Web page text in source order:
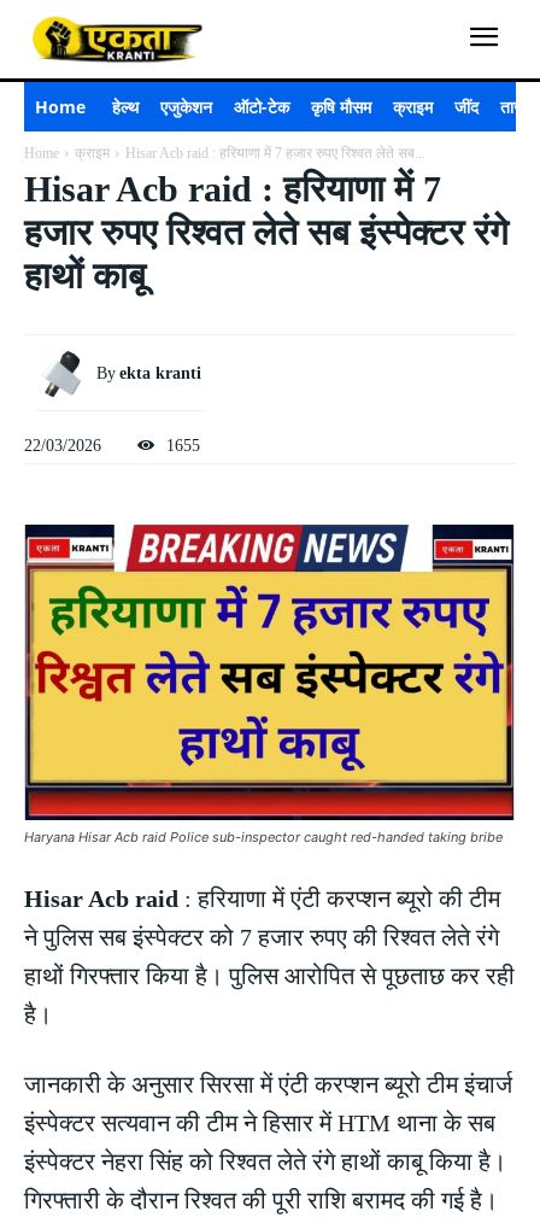
Home हेल्थ एजुकेशन ऑटो-टेक कृषि मौसम क्राइम जींद ताजा
Home क्राइम Hisar Acb raid : हरियाणा में 7 हजार रुपए रिश्वत लेते सब...
Hisar Acb raid : हरियाणा में 7
हजार रुपए रिश्वत लेते सब इंस्पेक्टर रंगे
हाथों काबू
By ekta kranti
22/03/2026 1655
Haryana Hisar Acb raid Police sub-inspector caught red-handed taking bribe
Hisar Acb raid : हरियाणा में एंटी करप्शन ब्यूरो की टीम
ने पुलिस सब इंस्पेक्टर को 7 हजार रुपए की रिश्वत लेते रंगे
हाथों गिरफ्तार किया है। पुलिस आरोपित से पूछताछ कर रही
है।
जानकारी के अनुसार सिरसा में एंटी करप्शन ब्यूरो टीम इंचार्ज
इंस्पेक्टर सत्यवान की टीम ने हिसार में HTM थाना के सब
इंस्पेक्टर नेहरा सिंह को रिश्वत लेते रंगे हाथों काबू किया है।
गिरफ्तारी के दौरान रिश्वत की पूरी राशि बरामद की गई है।